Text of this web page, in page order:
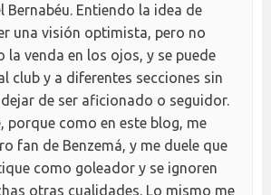
Bernabéu. Entiendo la idea de
una visión optimista, pero no
la venda en los ojos, y se puede
club y a diferentes secciones sin
de ser aficionado o seguidor.
porque como en este blog, me
fan de Benzemá, y me duele que
como goleador y se ignoren
otras cualidades. Lo mismo me